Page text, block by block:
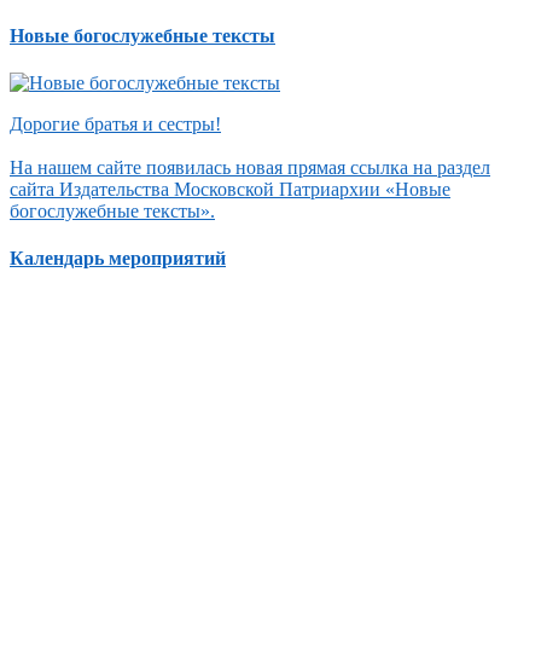
Новые богослужебные тексты
Дорогие братья и сестры!
На нашем сайте появилась новая прямая ссылка на раздел
сайта Издательства Московской Патриархии «Новые
богослужебные тексты».
Календарь мероприятий